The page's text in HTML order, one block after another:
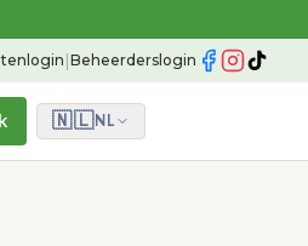
|Beheerderslogin
🇳🇱NL